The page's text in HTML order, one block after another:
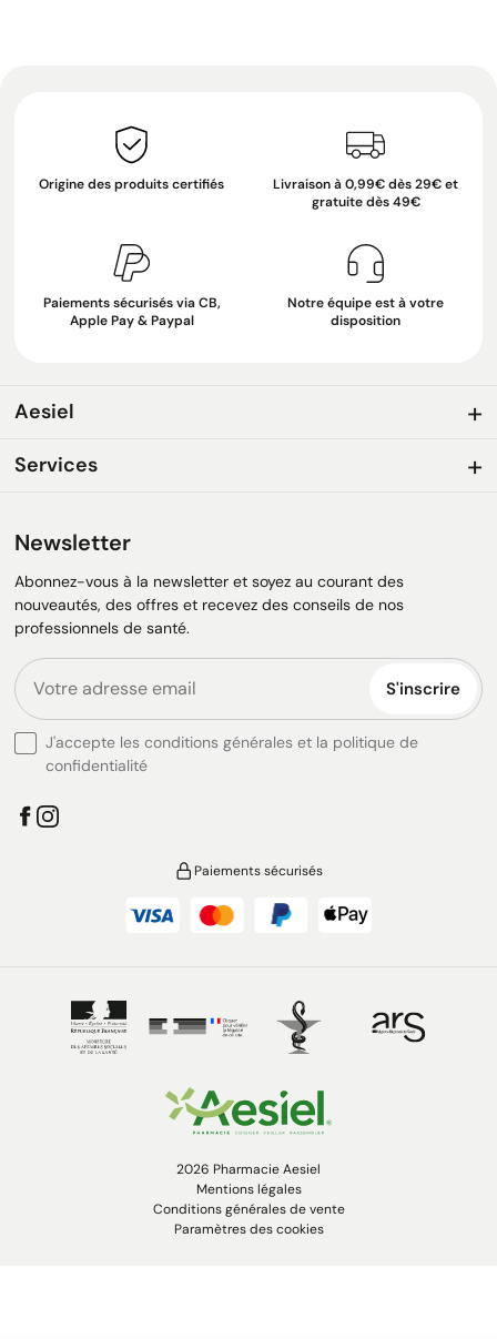
Origine des produits certifiés
Livraison à 0,99€ dès 29€ et
gratuite dès 49€
Paiements sécurisés via CB,
Apple Pay & Paypal
Notre équipe est à votre
disposition
Aesiel
Services
Newsletter
Abonnez-vous à la newsletter et soyez au courant des
nouveautés, des offres et recevez des conseils de nos
professionnels de santé.
S'inscrire
J'accepte les conditions générales et la politique de
confidentialité
Paiements sécurisés
2026 Pharmacie Aesiel
Mentions légales
Conditions générales de vente
Paramètres des cookies